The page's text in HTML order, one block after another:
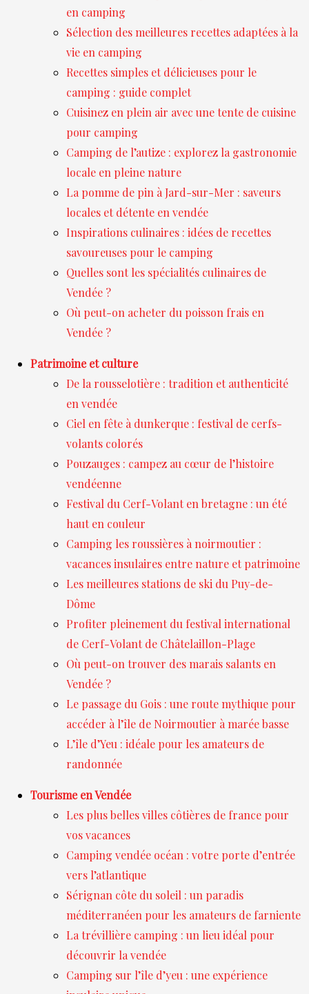
en camping
Sélection des meilleures recettes adaptées à la
vie en camping
Recettes simples et délicieuses pour le
camping : guide complet
Cuisinez en plein air avec une tente de cuisine
pour camping
Camping de l’autize : explorez la gastronomie
locale en pleine nature
La pomme de pin à Jard-sur-Mer : saveurs
locales et détente en vendée
Inspirations culinaires : idées de recettes
savoureuses pour le camping
Quelles sont les spécialités culinaires de
Vendée ?
Où peut-on acheter du poisson frais en
Vendée ?
Patrimoine et culture
De la rousselotière : tradition et authenticité
en vendée
Ciel en fête à dunkerque : festival de cerfs-
volants colorés
Pouzauges : campez au cœur de l’histoire
vendéenne
Festival du Cerf-Volant en bretagne : un été
haut en couleur
Camping les roussières à noirmoutier :
vacances insulaires entre nature et patrimoine
Les meilleures stations de ski du Puy-de-
Dôme
Profiter pleinement du festival international
de Cerf-Volant de Châtelaillon-Plage
Où peut-on trouver des marais salants en
Vendée ?
Le passage du Gois : une route mythique pour
accéder à l’île de Noirmoutier à marée basse
L’île d’Yeu : idéale pour les amateurs de
randonnée
Tourisme en Vendée
Les plus belles villes côtières de france pour
vos vacances
Camping vendée océan : votre porte d’entrée
vers l’atlantique
Sérignan côte du soleil : un paradis
méditerranéen pour les amateurs de farniente
La trévillière camping : un lieu idéal pour
découvrir la vendée
Camping sur l’île d’yeu : une expérience